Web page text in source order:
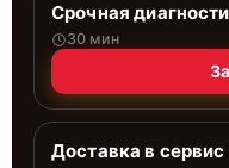
Срочная
30 мин
Доставка в сервис